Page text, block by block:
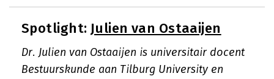
Spotlight: Julien van Ostaaijen
Dr. Julien van Ostaaijen is universitair docent
Bestuurskunde aan Tilburg University en